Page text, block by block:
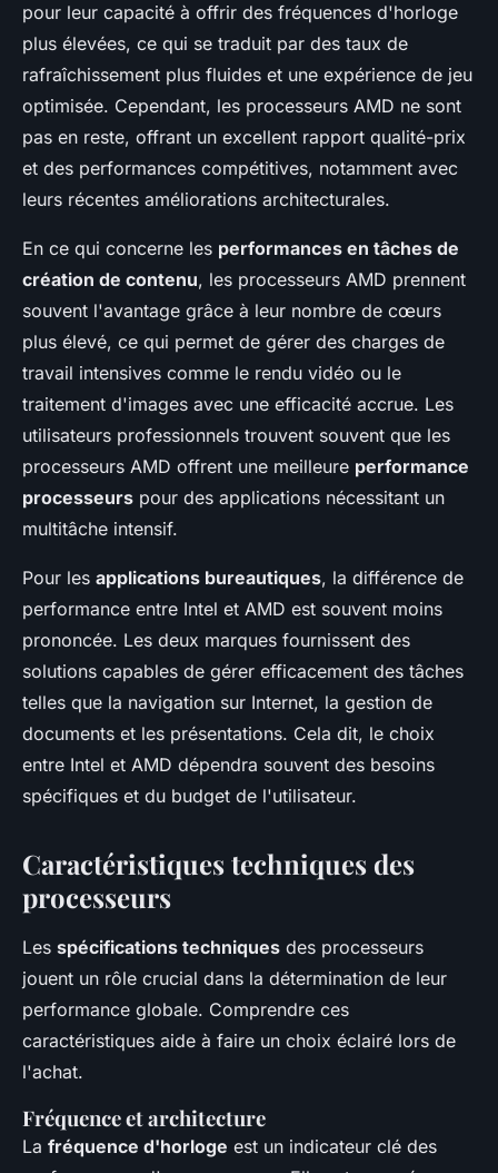
pour leur capacité à offrir des fréquences d'horloge
plus élevées, ce qui se traduit par des taux de
rafraîchissement plus fluides et une expérience de jeu
optimisée. Cependant, les processeurs AMD ne sont
pas en reste, offrant un excellent rapport qualité-prix
et des performances compétitives, notamment avec
leurs récentes améliorations architecturales.
En ce qui concerne les performances en tâches de
création de contenu, les processeurs AMD prennent
souvent l'avantage grâce à leur nombre de cœurs
plus élevé, ce qui permet de gérer des charges de
travail intensives comme le rendu vidéo ou le
traitement d'images avec une efficacité accrue. Les
utilisateurs professionnels trouvent souvent que les
processeurs AMD offrent une meilleure performance
processeurs pour des applications nécessitant un
multitâche intensif.
Pour les applications bureautiques, la différence de
performance entre Intel et AMD est souvent moins
prononcée. Les deux marques fournissent des
solutions capables de gérer efficacement des tâches
telles que la navigation sur Internet, la gestion de
documents et les présentations. Cela dit, le choix
entre Intel et AMD dépendra souvent des besoins
spécifiques et du budget de l'utilisateur.
Caractéristiques techniques des
processeurs
Les spécifications techniques des processeurs
jouent un rôle crucial dans la détermination de leur
performance globale. Comprendre ces
caractéristiques aide à faire un choix éclairé lors de
l'achat.
Fréquence et architecture
La fréquence d'horloge est un indicateur clé des